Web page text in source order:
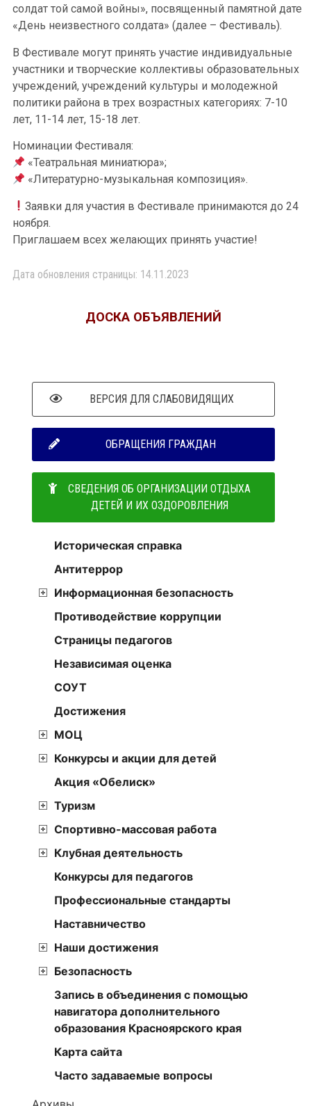
солдат той самой войны», посвященный памятной дате
«День неизвестного солдата» (далее – Фестиваль).
В Фестивале могут принять участие индивидуальные
участники и творческие коллективы образовательных
учреждений, учреждений культуры и молодежной
политики района в трех возрастных категориях: 7-10
лет, 11-14 лет, 15-18 лет.
Номинации Фестиваля:
«Театральная миниатюра»;
«Литературно-музыкальная композиция».
Заявки для участия в Фестивале принимаются до 24
ноября.
Приглашаем всех желающих принять участие!
Дата обновления страницы: 14.11.2023
ДОСКА ОБЪЯВЛЕНИЙ
ВЕРСИЯ ДЛЯ СЛАБОВИДЯЩИХ
ОБРАЩЕНИЯ ГРАЖДАН
СВЕДЕНИЯ ОБ ОРГАНИЗАЦИИ ОТДЫХА
ДЕТЕЙ И ИХ ОЗДОРОВЛЕНИЯ
Историческая справка
Антитеррор
Информационная безопасность
Противодействие коррупции
Страницы педагогов
Независимая оценка
СОУТ
Достижения
МОЦ
Конкурсы и акции для детей
Акция «Обелиск»
Туризм
Спортивно-массовая работа
Клубная деятельность
Конкурсы для педагогов
Профессиональные стандарты
Наставничество
Наши достижения
Безопасность
Запись в объединения с помощью
навигатора дополнительного
образования Красноярского края
Карта сайта
Часто задаваемые вопросы